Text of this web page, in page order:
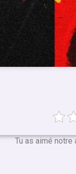
Tu as aimé